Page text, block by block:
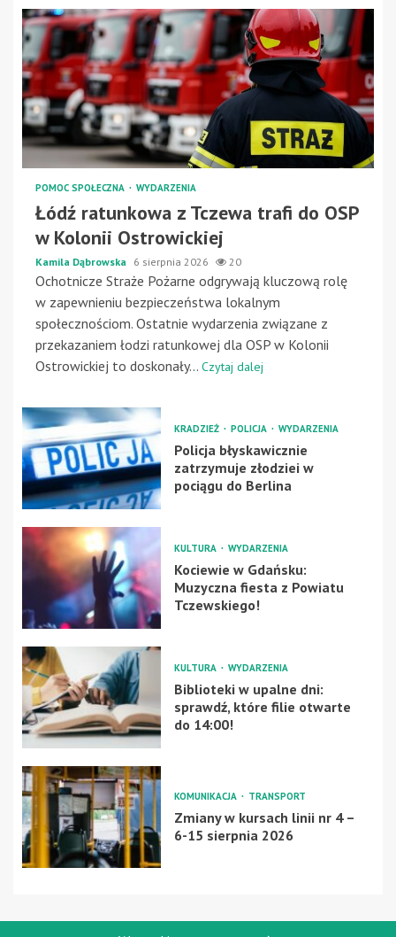
POMOC SPOŁECZNA WYDARZENIA
Łódź ratunkowa z Tczewa trafi do OSP
w Kolonii Ostrowickiej
Kamila Dąbrowska 6 sierpnia 2026 20
Ochotnicze Straże Pożarne odgrywają kluczową rolę
w zapewnieniu bezpieczeństwa lokalnym
społecznościom. Ostatnie wydarzenia związane z
przekazaniem łodzi ratunkowej dla OSP w Kolonii
Ostrowickiej to doskonały... Czytaj dalej
KRADZIEŻ POLICJA WYDARZENIA
Policja błyskawicznie
zatrzymuje złodziei w
pociągu do Berlina
KULTURA WYDARZENIA
Kociewie w Gdańsku:
Muzyczna fiesta z Powiatu
Tczewskiego!
KULTURA WYDARZENIA
Biblioteki w upalne dni:
sprawdź, które filie otwarte
do 14:00!
KOMUNIKACJA TRANSPORT
Zmiany w kursach linii nr 4 –
6-15 sierpnia 2026